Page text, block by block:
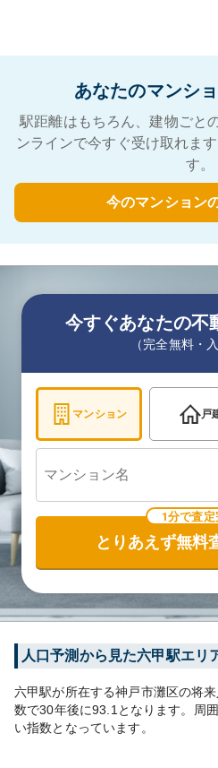
あなたのマンシ
駅距離はもちろん、建物ごと
ンラインで今すぐ受け取れま
す。
今のマンション
今すぐあなたの不
（完全無料・
マンション 戸
1分で査定
とりあえず無料
人口予測から見た六甲駅エリ
六甲駅が所在する神戸市灘区の将
数で30年後に93.1 となります。 周
い指数となっています。